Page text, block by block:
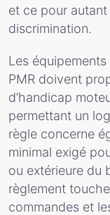
et ce pour
discrimination.
Les
PMR doivent
d’handicap
permettant un
règle concerne
minimal exigé
ou extérieure du
règlement
commandes et